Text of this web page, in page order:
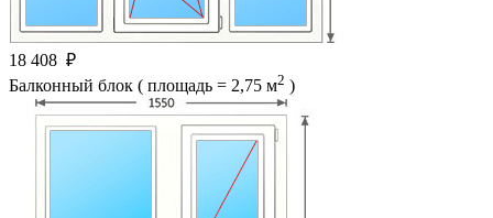
18 408 ₽
Балконный блок ( площадь = 2,75 м2 )